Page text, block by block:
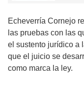
Echeverría Cornejo
las pruebas con las
el sustento jurídico a
que el juicio se
como marca la ley.